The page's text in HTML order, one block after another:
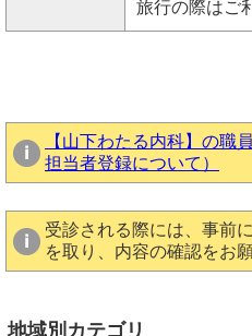
旅行の際はご
【山下わたる内科】の職
担当者登録について）
受診される際には、事前
を取り、内容の確認をお
地域別カテゴリ